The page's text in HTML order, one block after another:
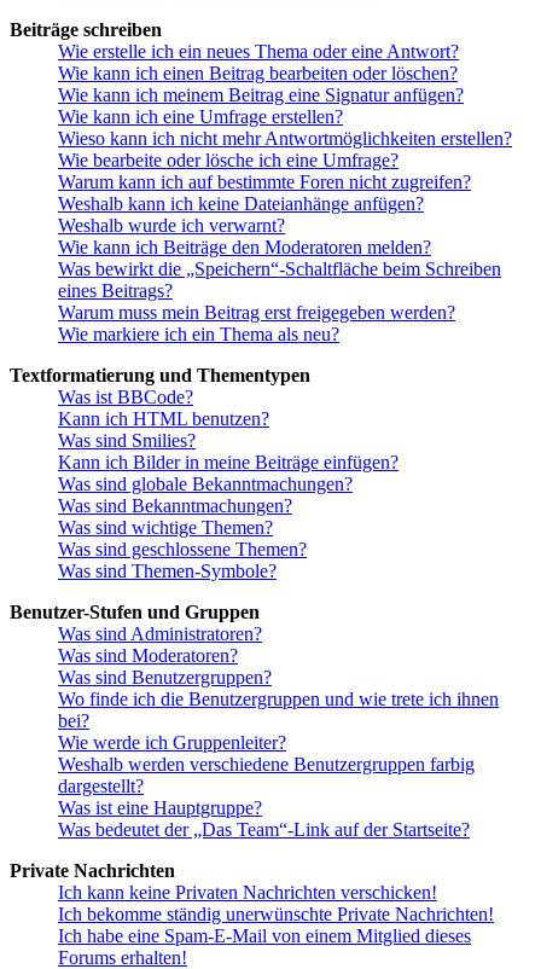
Beiträge schreiben
Wie erstelle ich ein neues Thema oder eine Antwort?
Wie kann ich einen Beitrag bearbeiten oder löschen?
Wie kann ich meinem Beitrag eine Signatur anfügen?
Wie kann ich eine Umfrage erstellen?
Wieso kann ich nicht mehr Antwortmöglichkeiten erstellen?
Wie bearbeite oder lösche ich eine Umfrage?
Warum kann ich auf bestimmte Foren nicht zugreifen?
Weshalb kann ich keine Dateianhänge anfügen?
Weshalb wurde ich verwarnt?
Wie kann ich Beiträge den Moderatoren melden?
Was bewirkt die „Speichern“-Schaltfläche beim Schreiben
eines Beitrags?
Warum muss mein Beitrag erst freigegeben werden?
Wie markiere ich ein Thema als neu?
Textformatierung und Thementypen
Was ist BBCode?
Kann ich HTML benutzen?
Was sind Smilies?
Kann ich Bilder in meine Beiträge einfügen?
Was sind globale Bekanntmachungen?
Was sind Bekanntmachungen?
Was sind wichtige Themen?
Was sind geschlossene Themen?
Was sind Themen-Symbole?
Benutzer-Stufen und Gruppen
Was sind Administratoren?
Was sind Moderatoren?
Was sind Benutzergruppen?
Wo finde ich die Benutzergruppen und wie trete ich ihnen
bei?
Wie werde ich Gruppenleiter?
Weshalb werden verschiedene Benutzergruppen farbig
dargestellt?
Was ist eine Hauptgruppe?
Was bedeutet der „Das Team“-Link auf der Startseite?
Private Nachrichten
Ich kann keine Privaten Nachrichten verschicken!
Ich bekomme ständig unerwünschte Private Nachrichten!
Ich habe eine Spam-E-Mail von einem Mitglied dieses
Forums erhalten!